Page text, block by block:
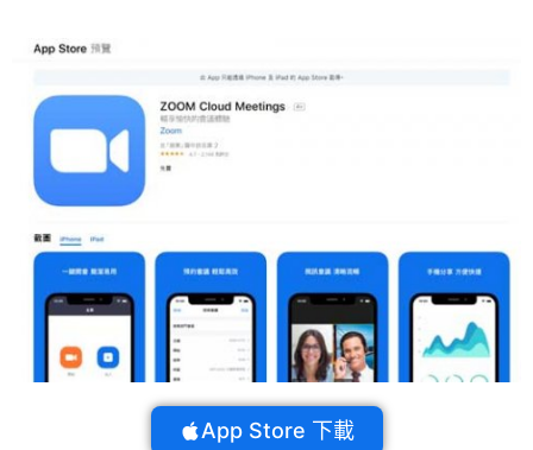
App Store 下載